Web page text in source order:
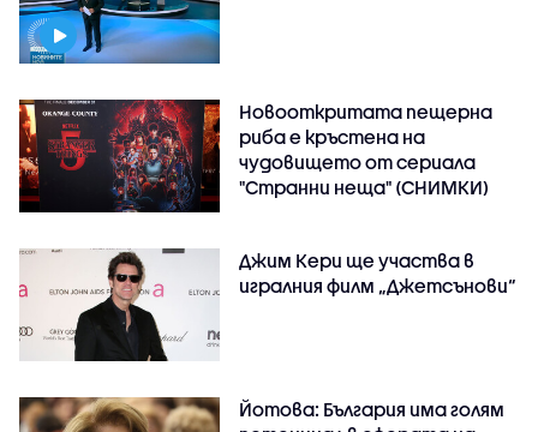
Новооткритата пещерна
риба е кръстена на
чудовището от сериала
"Странни неща" (СНИМКИ)
Джим Кери ще участва в
игралния филм „Джетсънови“
Йотова: България има голям